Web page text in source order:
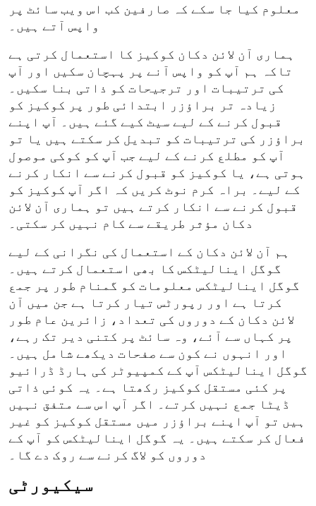
معلوم کیا جا سکے کہ صارفین کب اس ویب سائٹ پر
واپس آتے ہیں۔
ہماری آن لائن دکان کوکیز کا استعمال کرتی ہے
تاکہ ہم آپ کو واپس آنے پر پہچان سکیں اور آپ
کی ترتیبات اور ترجیحات کو ذاتی بنا سکیں۔
زیادہ تر براؤزر ابتدائی طور پر کوکیز کو
قبول کرنے کے لیے سیٹ کیے گئے ہیں۔ آپ اپنے
براؤزر کی ترتیبات کو تبدیل کر سکتے ہیں یا تو
آپ کو مطلع کرنے کے لیے جب آپ کو کوکی موصول
ہوتی ہے، یا کوکیز کو قبول کرنے سے انکار کرنے
کے لیے۔ براہ کرم نوٹ کریں کہ اگر آپ کوکیز کو
قبول کرنے سے انکار کرتے ہیں تو ہماری آن لائن
دکان مؤثر طریقے سے کام نہیں کر سکتی۔
ہم آن لائن دکان کے استعمال کی نگرانی کے لیے
گوگل اینالیٹکس کا بھی استعمال کرتے ہیں۔
گوگل اینالیٹکس معلومات کو گمنام طور پر جمع
کرتا ہے اور رپورٹس تیار کرتا ہے جن میں آن
لائن دکان کے دوروں کی تعداد، زائرین عام طور
پر کہاں سے آئے، وہ سائٹ پر کتنی دیر تک رہے،
اور انہوں نے کون سے صفحات دیکھے شامل ہیں۔
گوگل اینالیٹکس آپ کے کمپیوٹر کی ہارڈ ڈرائیو
پر کئی مستقل کوکیز رکھتا ہے۔ یہ کوئی ذاتی
ڈیٹا جمع نہیں کرتے۔ اگر آپ اس سے متفق نہیں
ہیں تو آپ اپنے براؤزر میں مستقل کوکیز کو غیر
فعال کر سکتے ہیں۔ یہ گوگل اینالیٹکس کو آپ کے
دوروں کو لاگ کرنے سے روک دے گا۔
سیکیورٹی